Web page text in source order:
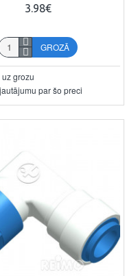
3.98€
GROZĀ
grozu
par šo preci